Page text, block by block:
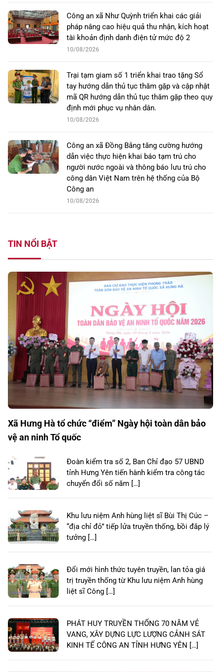
Công an xã Như Quỳnh triển khai các giải
pháp nâng cao hiệu quả thu nhận, kích hoạt
tài khoản định danh điện tử mức độ 2
10/08/2026
Trại tạm giam số 1 triển khai trao tặng Sổ
tay hướng dẫn thủ tục thăm gặp và cập nhật
mã QR hướng dẫn thủ tục thăm gặp theo quy
định mới phục vụ nhân dân.
10/08/2026
Công an xã Đồng Bằng tăng cường hướng
dẫn việc thực hiện khai báo tạm trú cho
người nước ngoài và thông báo lưu trú cho
công dân Việt Nam trên hệ thống của Bộ
Công an
10/08/2026
TIN NỔI BẬT
Xã Hưng Hà tổ chức “điểm” Ngày hội toàn dân bảo
vệ an ninh Tổ quốc
Đoàn kiểm tra số 2, Ban Chỉ đạo 57 UBND
tỉnh Hưng Yên tiến hành kiểm tra công tác
chuyển đổi số năm […]
Khu lưu niệm Anh hùng liệt sĩ Bùi Thị Cúc –
“địa chỉ đỏ” tiếp lửa truyền thống, bồi đắp lý
tưởng […]
Đổi mới hình thức tuyên truyền, lan tỏa giá
trị truyền thống từ Khu lưu niệm Anh hùng
liệt sĩ Công […]
PHÁT HUY TRUYỀN THỐNG 70 NĂM VẺ
VANG, XÂY DỰNG LỰC LƯỢNG CẢNH SÁT
KINH TẾ CÔNG AN TỈNH HƯNG YÊN […]